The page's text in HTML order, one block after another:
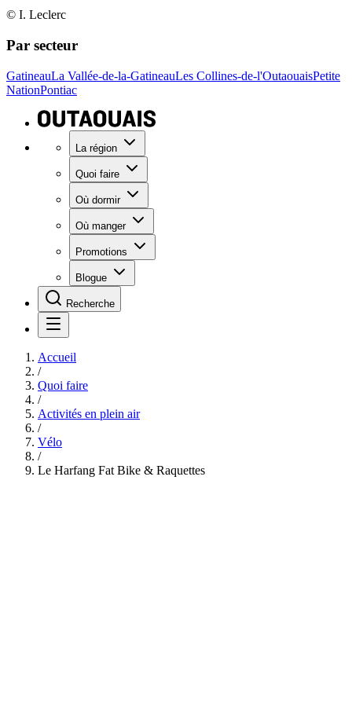
© I. Leclerc
Par secteur
GatineauLa Vallée-de-la-GatineauLes Collines-de-l'OutaouaisPetite
NationPontiac
La région
Quoi faire
Où dormir
Où manger
Promotions
Blogue
Recherche
Accueil
/
Quoi faire
/
Activités en plein air
/
Vélo
/
Le Harfang Fat Bike & Raquettes